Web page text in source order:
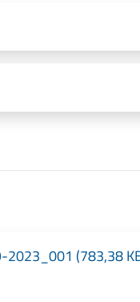
2023_001 (783,38